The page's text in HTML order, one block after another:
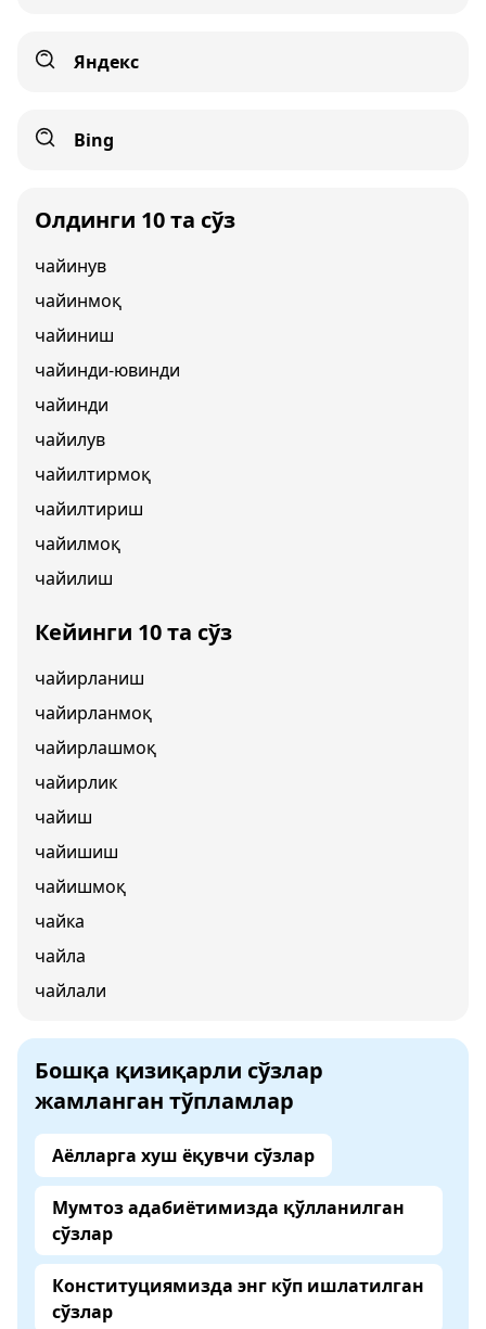
Яндекс
Bing
Олдинги 10 та сўз
чайинув
чайинмоқ
чайиниш
чайинди-ювинди
чайинди
чайилув
чайилтирмоқ
чайилтириш
чайилмоқ
чайилиш
Кейинги 10 та сўз
чайирланиш
чайирланмоқ
чайирлашмоқ
чайирлик
чайиш
чайишиш
чайишмоқ
чайка
чайла
чайлали
Бошқа қизиқарли сўзлар
жамланган тўпламлар
Аёлларга хуш ёқувчи сўзлар
Мумтоз адабиётимизда қўлланилган
сўзлар
Конституциямизда энг кўп ишлатилган
сўзлар